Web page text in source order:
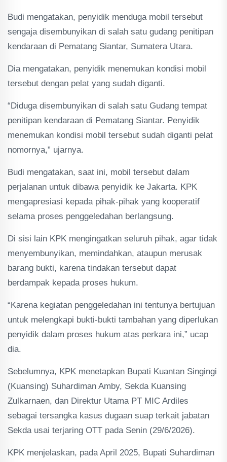
Budi mengatakan, penyidik menduga mobil tersebut
sengaja disembunyikan di salah satu gudang penitipan
kendaraan di Pematang Siantar, Sumatera Utara.
Dia mengatakan, penyidik menemukan kondisi mobil
tersebut dengan pelat yang sudah diganti.
“Diduga disembunyikan di salah satu Gudang tempat
penitipan kendaraan di Pematang Siantar. Penyidik
menemukan kondisi mobil tersebut sudah diganti pelat
nomornya,” ujarnya.
Budi mengatakan, saat ini, mobil tersebut dalam
perjalanan untuk dibawa penyidik ke Jakarta. KPK
mengapresiasi kepada pihak-pihak yang kooperatif
selama proses penggeledahan berlangsung.
Di sisi lain KPK mengingatkan seluruh pihak, agar tidak
menyembunyikan, memindahkan, ataupun merusak
barang bukti, karena tindakan tersebut dapat
berdampak kepada proses hukum.
“Karena kegiatan penggeledahan ini tentunya bertujuan
untuk melengkapi bukti-bukti tambahan yang diperlukan
penyidik dalam proses hukum atas perkara ini,” ucap
dia.
Sebelumnya, KPK menetapkan Bupati Kuantan Singingi
(Kuansing) Suhardiman Amby, Sekda Kuansing
Zulkarnaen, dan Direktur Utama PT MIC Ardiles
sebagai tersangka kasus dugaan suap terkait jabatan
Sekda usai terjaring OTT pada Senin (29/6/2026).
KPK menjelaskan, pada April 2025, Bupati Suhardiman